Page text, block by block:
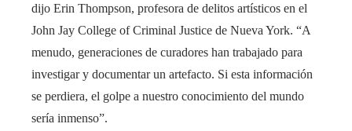
dijo Erin Thompson, profesora de delitos artísticos en el
John Jay College of Criminal Justice de Nueva York. “A
menudo, generaciones de curadores han trabajado para
investigar y documentar un artefacto. Si esta información
se perdiera, el golpe a nuestro conocimiento del mundo
sería inmenso”.